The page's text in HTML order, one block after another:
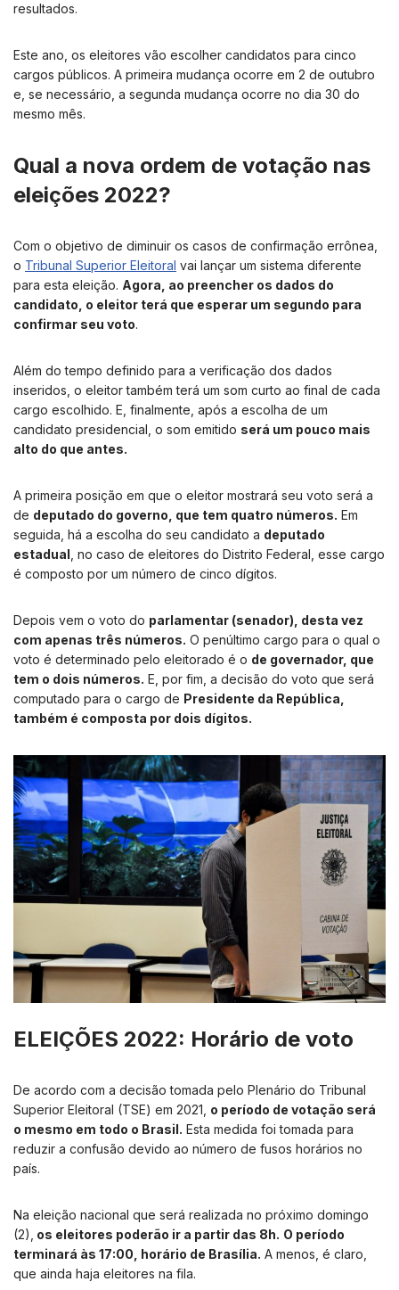
resultados.
Este ano, os eleitores vão escolher candidatos para cinco
cargos públicos. A primeira mudança ocorre em 2 de outubro
e, se necessário, a segunda mudança ocorre no dia 30 do
mesmo mês.
Qual a nova ordem de votação nas
eleições 2022?
Com o objetivo de diminuir os casos de confirmação errônea,
o Tribunal Superior Eleitoral vai lançar um sistema diferente
para esta eleição. Agora, ao preencher os dados do
candidato, o eleitor terá que esperar um segundo para
confirmar seu voto.
Além do tempo definido para a verificação dos dados
inseridos, o eleitor também terá um som curto ao final de cada
cargo escolhido. E, finalmente, após a escolha de um
candidato presidencial, o som emitido será um pouco mais
alto do que antes.
A primeira posição em que o eleitor mostrará seu voto será a
de deputado do governo, que tem quatro números. Em
seguida, há a escolha do seu candidato a deputado
estadual , no caso de eleitores do Distrito Federal, esse cargo
é composto por um número de cinco dígitos.
Depois vem o voto do parlamentar (senador), desta vez
com apenas três números. O penúltimo cargo para o qual o
voto é determinado pelo eleitorado é o de governador, que
tem o dois números. E, por fim, a decisão do voto que será
computado para o cargo de Presidente da República,
também é composta por dois dígitos.
ELEIÇÕES 2022: Horário de voto
De acordo com a decisão tomada pelo Plenário do Tribunal
Superior Eleitoral (TSE) em 2021, o período de votação será
o mesmo em todo o Brasil. Esta medida foi tomada para
reduzir a confusão devido ao número de fusos horários no
país.
Na eleição nacional que será realizada no próximo domingo
(2), os eleitores poderão ir a partir das 8h. O período
terminará às 17:00, horário de Brasília. A menos, é claro,
que ainda haja eleitores na fila.